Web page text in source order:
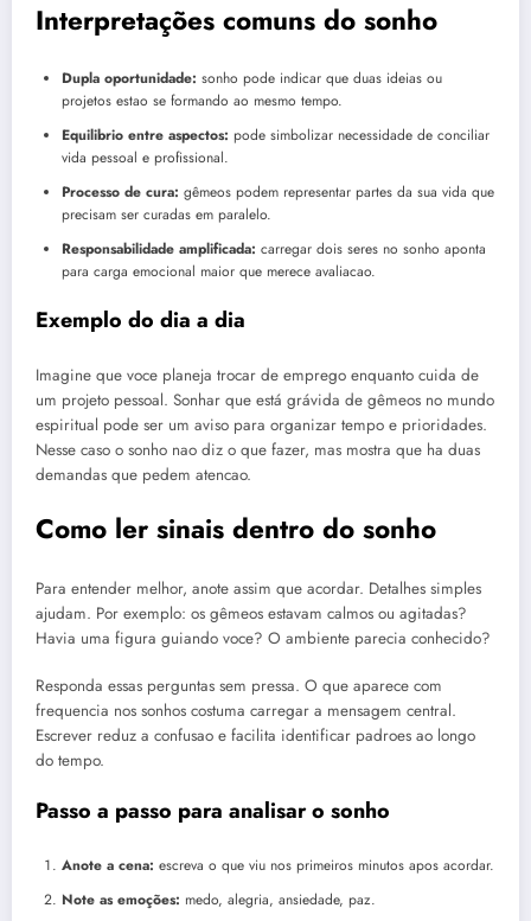
Interpretações comuns do sonho
Dupla oportunidade: sonho pode indicar que duas ideias ou
projetos estao se formando ao mesmo tempo.
Equilibrio entre aspectos: pode simbolizar necessidade de conciliar
vida pessoal e profissional.
Processo de cura: gêmeos podem representar partes da sua vida que
precisam ser curadas em paralelo.
Responsabilidade amplificada: carregar dois seres no sonho aponta
para carga emocional maior que merece avaliacao.
Exemplo do dia a dia
Imagine que voce planeja trocar de emprego enquanto cuida de
um projeto pessoal. Sonhar que está grávida de gêmeos no mundo
espiritual pode ser um aviso para organizar tempo e prioridades.
Nesse caso o sonho nao diz o que fazer, mas mostra que ha duas
demandas que pedem atencao.
Como ler sinais dentro do sonho
Para entender melhor, anote assim que acordar. Detalhes simples
ajudam. Por exemplo: os gêmeos estavam calmos ou agitadas?
Havia uma figura guiando voce? O ambiente parecia conhecido?
Responda essas perguntas sem pressa. O que aparece com
frequencia nos sonhos costuma carregar a mensagem central.
Escrever reduz a confusao e facilita identificar padroes ao longo
do tempo.
Passo a passo para analisar o sonho
Anote a cena: escreva o que viu nos primeiros minutos apos acordar.
Note as emoções: medo, alegria, ansiedade, paz.